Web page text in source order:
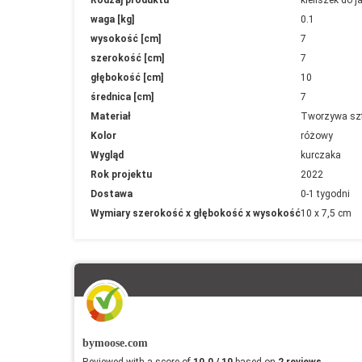
informacji
waga [kg]
0.1
wysokość [cm]
7
szerokość [cm]
7
głębokość [cm]
10
średnica [cm]
7
Materiał
Tworzywa
Kolor
różowy
Wygląd
kurczaka
Rok projektu
2022
Dostawa
0-1 tygodni
Wymiary szerokość x głębokość x wysokość10 x 7,5 cm
bymoose.com